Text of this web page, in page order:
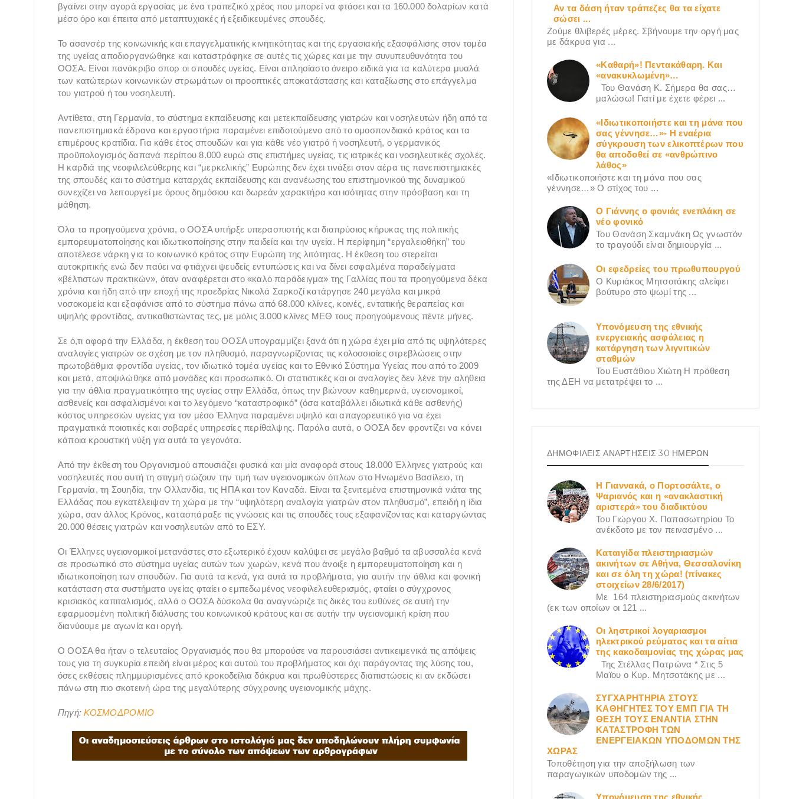
βγαίνει στην αγορά εργασίας με ένα τραπεζικό χρέος που μπορεί να φτάσει και τα 160.000 δολαρίων κατά
μέσο όρο και έπειτα από μεταπτυχιακές ή εξειδικευμένες σπουδές.
Το ασανσέρ της κοινωνικής και επαγγελματικής κινητικότητας και της εργασιακής εξασφάλισης στον τομέα
της υγείας αποδιοργανώθηκε και καταστράφηκε σε αυτές τις χώρες και με την συνυπευθυνότητα του
ΟΟΣΑ. Είναι πανάκριβο σπορ οι σπουδές υγείας. Είναι απλησίαστο όνειρο ειδικά για τα καλύτερα μυαλά
των κατώτερων κοινωνικών στρωμάτων οι προοπτικές αποκατάστασης και καταξίωσης στο επάγγελμα
του γιατρού ή του νοσηλευτή.
Αντίθετα, στη Γερμανία, το σύστημα εκπαίδευσης και μετεκπαίδευσης γιατρών και νοσηλευτών ήδη από τα
πανεπιστημιακά έδρανα και εργαστήρια παραμένει επιδοτούμενο από το ομοσπονδιακό κράτος και τα
επιμέρους κρατίδια. Για κάθε έτος σπουδών και για κάθε νέο γιατρό ή νοσηλευτή, ο γερμανικός
προϋπολογισμός δαπανά περίπου 8.000 ευρώ στις επιστήμες υγείας, τις ιατρικές και νοσηλευτικές σχολές.
Η καρδιά της νεοφιλελεύθερης και “μερκελικής” Ευρώπης δεν έχει τινάξει στον αέρα τις πανεπιστημιακές
της σπουδές και το σύστημα καταρχάς εκπαίδευσης και ανανέωσης του επιστημονικού της δυναμικού
συνεχίζει να λειτουργεί με όρους δημόσιου και δωρεάν χαρακτήρα και ισότητας στην πρόσβαση και τη
μάθηση.
Όλα τα προηγούμενα χρόνια, ο ΟΟΣΑ υπήρξε υπερασπιστής και διαπρύσιος κήρυκας της πολιτικής
εμπορευματοποίησης και ιδιωτικοποίησης στην παιδεία και την υγεία. Η περίφημη “εργαλειοθήκη” του
αποτέλεσε νάρκη για το κοινωνικό κράτος στην Ευρώπη της λιτότητας. Η έκθεση του στερείται
αυτοκριτικής ενώ δεν παύει να φτιάχνει ψευδείς εντυπώσεις και να δίνει εσφαλμένα παραδείγματα
«βέλτιστων πρακτικών», όταν αναφέρεται στο «καλό παράδειγμα» της Γαλλίας που τα προηγούμενα δέκα
χρόνια και ήδη από την εποχή της προεδρίας Νικολά Σαρκοζί κατάργησε 240 μεγάλα και μικρά
νοσοκομεία και εξαφάνισε από το σύστημα πάνω από 68.000 κλίνες, κοινές, εντατικής θεραπείας και
υψηλής φροντίδας, αντικαθιστώντας τες, με μόλις 3.000 κλίνες ΜΕΘ τους προηγούμενους πέντε μήνες.
Σε ό,τι αφορά την Ελλάδα, η έκθεση του ΟΟΣΑ υπογραμμίζει ξανά ότι η χώρα έχει μία από τις υψηλότερες
αναλογίες γιατρών σε σχέση με τον πληθυσμό, παραγνωρίζοντας τις κολοσσιαίες στρεβλώσεις στην
πρωτοβάθμια φροντίδα υγείας, τον ιδιωτικό τομέα υγείας και το Εθνικό Σύστημα Υγείας που από το 2009
και μετά, αποψιλώθηκε από μονάδες και προσωπικό. Οι στατιστικές και οι αναλογίες δεν λένε την αλήθεια
για την άθλια πραγματικότητα της υγείας στην Ελλάδα, όπως την βιώνουν καθημερινά, υγειονομικοί,
ασθενείς και ασφαλισμένοι και το λεγόμενο “καταστροφικό” (όσα καταβάλλει ιδιωτικά κάθε ασθενής)
κόστος υπηρεσιών υγείας για τον μέσο Έλληνα παραμένει υψηλό και απαγορευτικό για να έχει
πραγματικά ποιοτικές και σοβαρές υπηρεσίες περίθαλψης. Παρόλα αυτά, ο ΟΟΣΑ δεν φροντίζει να κάνει
κάποια κρουστική νύξη για αυτά τα γεγονότα.
Από την έκθεση του Οργανισμού απουσιάζει φυσικά και μία αναφορά στους 18.000 Έλληνες γιατρούς και
νοσηλευτές που αυτή τη στιγμή σώζουν την τιμή των υγειονομικών όπλων στο Ηνωμένο Βασίλειο, τη
Γερμανία, τη Σουηδία, την Ολλανδία, τις ΗΠΑ και τον Καναδά. Είναι τα ξενιτεμένα επιστημονικά νιάτα της
Ελλάδας που εγκατέλειψαν τη χώρα με την “υψηλότερη αναλογία γιατρών στον πληθυσμό”, επειδή η ίδια
χώρα, σαν άλλος Κρόνος, κατασπάραξε τις γνώσεις και τις σπουδές τους εξαφανίζοντας και καταργώντας
20.000 θέσεις γιατρών και νοσηλευτών από το ΕΣΥ.
Οι Έλληνες υγειονομικοί μετανάστες στο εξωτερικό έχουν καλύψει σε μεγάλο βαθμό τα αβυσσαλέα κενά
σε προσωπικό στο σύστημα υγείας αυτών των χωρών, κενά που άνοιξε η εμπορευματοποίηση και η
ιδιωτικοποίηση των σπουδών. Για αυτά τα κενά, για αυτά τα προβλήματα, για αυτήν την άθλια και φονική
κατάσταση στα συστήματα υγείας φταίει ο εμπεδωμένος νεοφιλελευθερισμός, φταίει ο σύγχρονος
κρισιακός καπιταλισμός, αλλά ο ΟΟΣΑ δύσκολα θα αναγνώριζε τις δικές του ευθύνες σε αυτή την
εφαρμοσμένη πολιτική διάλυσης του κοινωνικού κράτους και σε αυτήν την υγειονομική κρίση που
διανύουμε με αγωνία και οργή.
Ο ΟΟΣΑ θα ήταν ο τελευταίος Οργανισμός που θα μπορούσε να παρουσιάσει αντικειμενικά τις απόψεις
τους για τη συγκυρία επειδή είναι μέρος και αυτού του προβλήματος και όχι παράγοντας της λύσης του,
όσες εκθέσεις πλημμυρισμένες από κροκοδείλια δάκρυα και πρωθύστερες διαπιστώσεις κι αν εκδώσει
πάνω στη πιο σκοτεινή ώρα της μεγαλύτερης σύγχρονης υγειονομικής μάχης.
Πηγή:ΚΟΣΜΟΔΡΟΜΙΟ
Αν τα δάση ήταν τράπεζες θα τα είχατε
σώσει ...
Ζούμε θλιβερές μέρες. Σβήνουμε την οργή μας
με δάκρυα για ...
«Καθαρή»! Πεντακάθαρη. Και
«ανακυκλωμένη»…
Του Θανάση Κ. Σήμερα θα σας…
μαλώσω! Γιατί με έχετε φέρει ...
«Ιδιωτικοποιήστε και τη μάνα που
σας γέννησε…»- Η εναέρια
σύγκρουση των ελικοπτέρων που
θα αποδοθεί σε «ανθρώπινο
λάθος»
«Ιδιωτικοποιήστε και τη μάνα που σας
γέννησε…» Ο στίχος του ...
Ο Γιάννης ο φονιάς ενεπλάκη σε
νέο φονικό
Του Θανάση Σκαμνάκη Ως γνωστόν
το τραγούδι είναι δημιουργία ...
Οι εφεδρείες του πρωθυπουργού
Ο Κυριάκος Μητσοτάκης αλείφει
βούτυρο στο ψωμί της ...
Υπονόμευση της εθνικής
ενεργειακής ασφάλειας η
κατάργηση των λιγνιτικών
σταθμών
Του Ευστάθιου Χιώτη Η πρόθεση
της ΔΕΗ να μετατρέψει το ...
ΔΗΜΟΦΙΛΕΙΣ ΑΝΑΡΤΗΣΕΙΣ 30 ΗΜΕΡΩΝ
Η Γιαννακά, ο Πορτοσάλτε, ο
Ψαριανός και η «ανακλαστική
αριστερά» του διαδικτύου
Του Γιώργου X. Παπασωτηρίου Το
ανέκδοτο με τον πεινασμένο ...
Καταιγίδα πλειστηριασμών
ακινήτων σε Αθήνα, Θεσσαλονίκη
και σε όλη τη χώρα! (πίνακες
στοιχείων 28/6/2017)
Με 164 πλειστηριασμούς ακινήτων
(εκ των οποίων οι 121 ...
Οι ληστρικοί λογαριασμοι
ηλεκτρικού ρεύματος και τα αίτια
της κακοδαιμονίας της χώρας μας
Της Στέλλας Πατρώνα * Στις 5
Μαϊου ο Κυρ. Μητσοτάκης με ...
ΣΥΓΧΑΡΗΤΗΡΙΑ ΣΤΟΥΣ
ΚΑΘΗΓΗΤΕΣ ΤΟΥ ΕΜΠ ΓΙΑ ΤΗ
ΘΕΣΗ ΤΟΥΣ ΕΝΑΝΤΙΑ ΣΤΗΝ
ΚΑΤΑΣΤΡΟΦΗ ΤΩΝ
ΕΝΕΡΓΕΙΑΚΩΝ ΥΠΟΔΟΜΩΝ ΤΗΣ
ΧΩΡΑΣ
Τοποθέτηση για την αποξήλωση των
παραγωγικών υποδομών της ...
Υπονόμευση της εθνικής